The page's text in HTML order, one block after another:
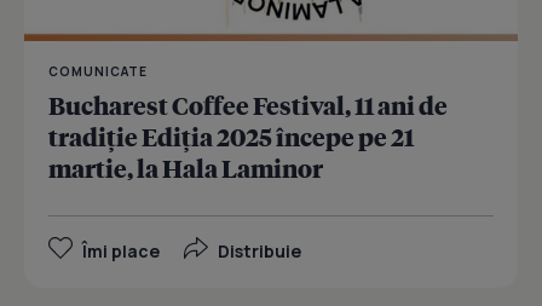
COMUNICATE
Bucharest Coffee Festival, 11 ani de
tradiție Ediția 2025 începe pe 21
martie, la Hala Laminor
Îmi place Distribuie